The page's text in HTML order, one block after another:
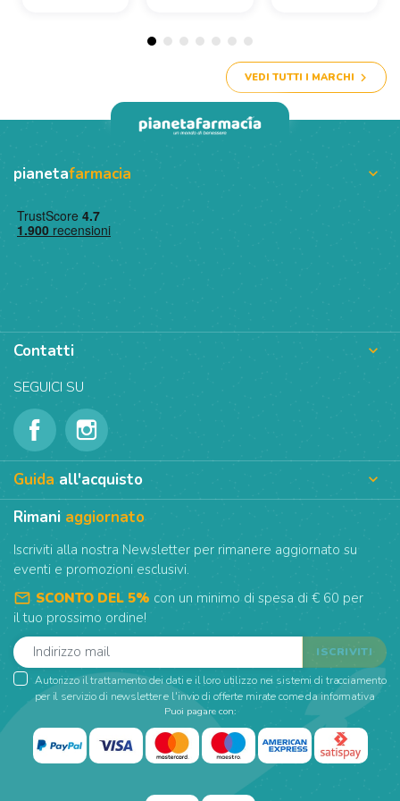
VEDI TUTTI I MARCHI
pianetafarmacia 
Contatti 
SEGUICI SU
Guida all'acquisto 
Rimani aggiornato
Iscriviti alla nostra Newsletter per rimanere aggiornato su
eventi e promozioni esclusivi.
mail_outline SCONTO DEL 5% con un minimo di spesa di € 60 per
il tuo prossimo ordine!
Autorizzo il trattamento dei dati e il loro utilizzo nei sistemi di tracciamento
per il servizio di newsletter e l'invio di offerte mirate come da informativa
Puoi pagare con: